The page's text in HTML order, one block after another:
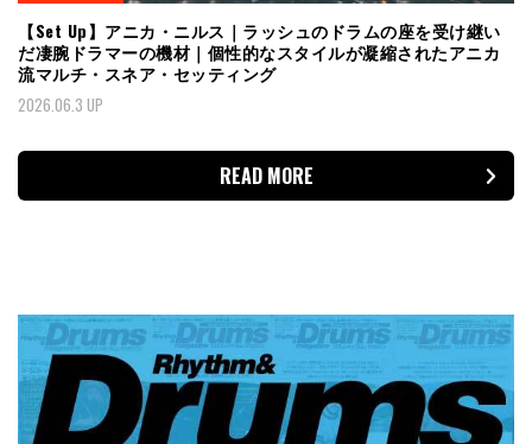
【Set Up】アニカ・ニルス｜ラッシュのドラムの座を受け継い
だ凄腕ドラマーの機材｜個性的なスタイルが凝縮されたアニカ
流マルチ・スネア・セッティング
2026.06.3 UP
READ MORE